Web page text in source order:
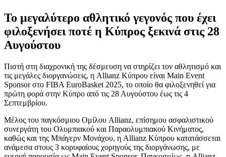
Το μεγαλύτερο αθλητικό γεγονός που έχει
φιλοξενήσει ποτέ η Κύπρος ξεκινά στις 28
Αυγούστου
Πιστή στη διαχρονική της δέσμευση να στηρίζει τον αθλητισμό και
τις μεγάλες διοργανώσεις, η Allianz Κύπρου είναι Main Event
Sponsor στο FIBA EuroBasket 2025, το οποίο θα φιλοξενηθεί για
πρώτη φορά στην Κύπρο από τις 28 Αυγούστου έως τις 4
Σεπτεμβρίου.
Μέλος του παγκόσμιου Ομίλου Allianz, επίσημου ασφαλιστικού
συνεργάτη του Ολυμπιακού και Παραολυμπιακού Κινήματος,
καθώς και της Μπάγερν Μονάχου, η Allianz Κύπρου κατατάσσεται
ανάμεσα στους 3 κορυφαίους χορηγούς της διοργάνωσης, με